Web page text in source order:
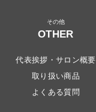
OTHER
代表挨拶・サロン概要
取り扱い商品
よくある質問